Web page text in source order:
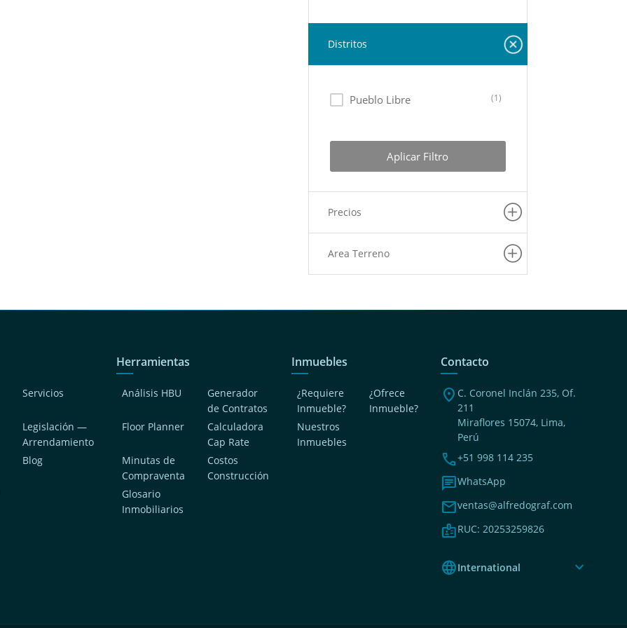
Distritos
Pueblo Libre (1)
Aplicar Filtro
Precios
Area Terreno
Servicios
Legislación —
Arrendamiento
Blog
Herramientas
Análisis HBU
Generador
de Contratos
Floor Planner
Calculadora
Cap Rate
Minutas de
Compraventa
Costos
Construcción
Glosario
Inmobiliarios
Inmuebles
¿Requiere
Inmueble?
¿Ofrece
Inmueble?
Nuestros
Inmuebles
Contacto
location_on C. Coronel Inclán 235, Of.
211
Miraflores 15074, Lima,
Perú
phone+51 998 114 235
chatWhatsApp
mailventas@alfredograf.com
badgeRUC: 20253259826
languageInternational expand_more